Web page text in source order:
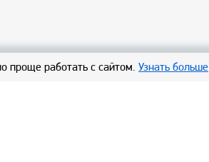
проще работать с сайтом. Узнать больше